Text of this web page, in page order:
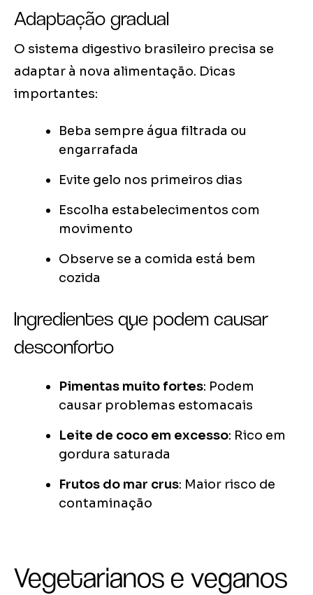
Adaptação gradual
O sistema digestivo brasileiro precisa se
adaptar à nova alimentação. Dicas
importantes:
Beba sempre água filtrada ou
engarrafada
Evite gelo nos primeiros dias
Escolha estabelecimentos com
movimento
Observe se a comida está bem
cozida
Ingredientes que podem causar
desconforto
Pimentas muito fortes: Podem
causar problemas estomacais
Leite de coco em excesso: Rico em
gordura saturada
Frutos do mar crus: Maior risco de
contaminação
Vegetarianos e veganos